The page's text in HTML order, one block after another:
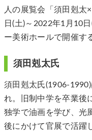
人の展覧会「須田剋太
日(土)～2022年1月10
ー美術ホールで開催す
須田剋太氏
須田剋太氏(1906-
れ。旧制中学を卒業後
独学で油画を学び、光
後にかけて官展で活躍